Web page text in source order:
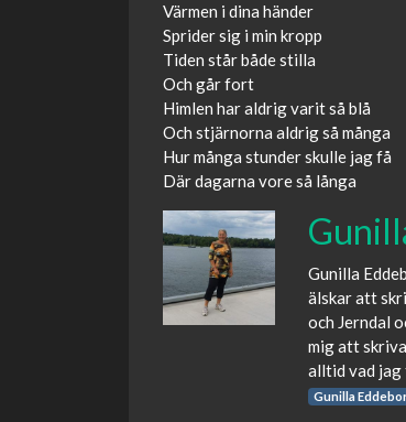
Värmen i dina händer
Sprider sig i min kropp
Tiden står både stilla
Och går fort
Himlen har aldrig varit så blå
Och stjärnorna aldrig så många
Hur många stunder skulle jag få
Där dagarna vore så långa
Gunilla
älskar att
och Jerndal
mig att
alltid vad jag
Gunilla